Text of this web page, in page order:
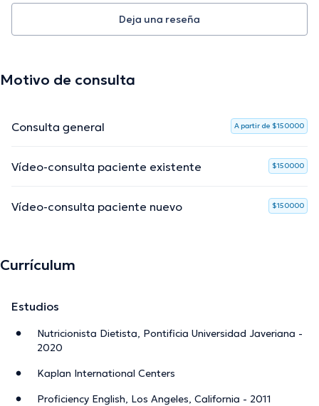
Deja una reseña
Motivo de consulta
Consulta general A partir de $150000
Vídeo-consulta paciente existente $150000
Vídeo-consulta paciente nuevo $150000
Currículum
Estudios
Nutricionista Dietista, Pontificia Universidad Javeriana -
2020
Kaplan International Centers
Proficiency English, Los Angeles, California - 2011